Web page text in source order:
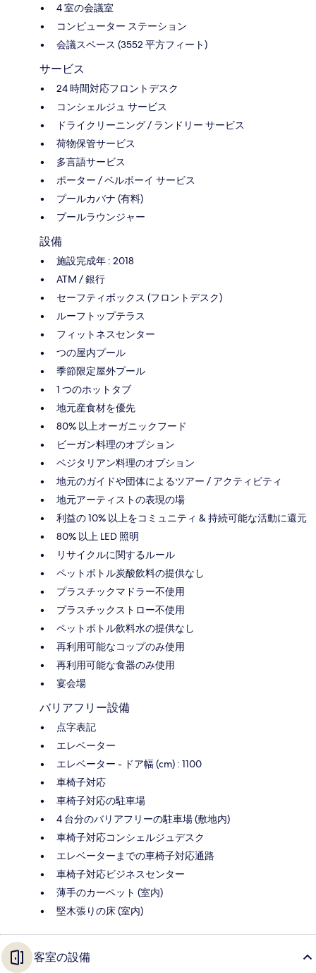
4 室の会議室
コンピューター ステーション
会議スペース (3552 平方フィート)
サービス
24 時間対応フロントデスク
コンシェルジュ サービス
ドライクリーニング / ランドリー サービス
荷物保管サービス
多言語サービス
ポーター / ベルボーイ サービス
プールカバナ (有料)
プールラウンジャー
設備
施設完成年 : 2018
ATM / 銀行
セーフティボックス (フロントデスク)
ルーフトップテラス
フィットネスセンター
つの屋内プール
季節限定屋外プール
1 つのホットタブ
地元産食材を優先
80% 以上オーガニックフード
ビーガン料理のオプション
ベジタリアン料理のオプション
地元のガイドや団体によるツアー / アクティビティ
地元アーティストの表現の場
利益の 10% 以上をコミュニティ & 持続可能な活動に還元
80% 以上 LED 照明
リサイクルに関するルール
ペットボトル炭酸飲料の提供なし
プラスチックマドラー不使用
プラスチックストロー不使用
ペットボトル飲料水の提供なし
再利用可能なコップのみ使用
再利用可能な食器のみ使用
宴会場
バリアフリー設備
点字表記
エレベーター
エレベーター - ドア幅 (cm) : 1100
車椅子対応
車椅子対応の駐車場
4 台分のバリアフリーの駐車場 (敷地内)
車椅子対応コンシェルジュデスク
エレベーターまでの車椅子対応通路
車椅子対応ビジネスセンター
薄手のカーペット (室内)
堅木張りの床 (室内)
客室の設備